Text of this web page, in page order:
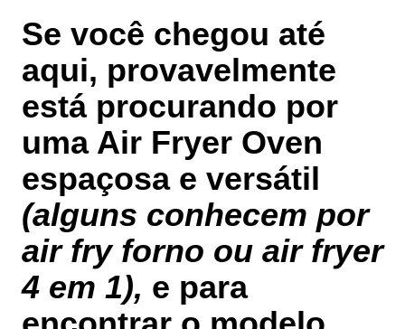
Se você chegou até
aqui, provavelmente
está procurando por
uma Air Fryer Oven
espaçosa e versátil
(alguns conhecem por
air fry forno ou air fryer
4 em 1), e para